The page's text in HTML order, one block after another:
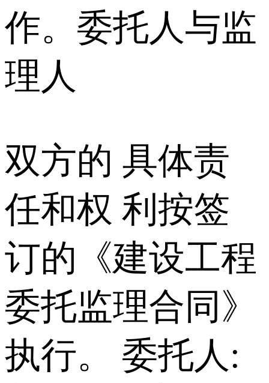
作。委托人与监
理人
双方的 具体责
任和权 利按签
订的《建设工程
委托监理合同》
执行。 委托人: